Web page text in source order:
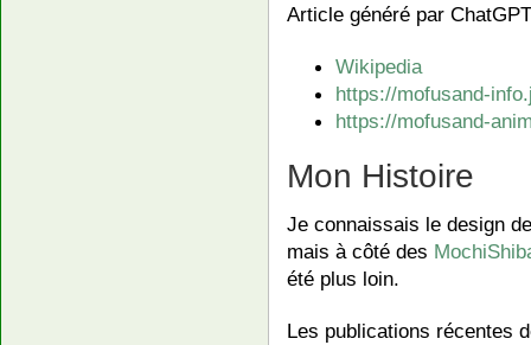
Article généré par
Wikipedia
https://mofusand-
https://mofusand-
Mon Histoire
Je connaissais le design
mais à côté des
été plus loin.
Les publications récentes